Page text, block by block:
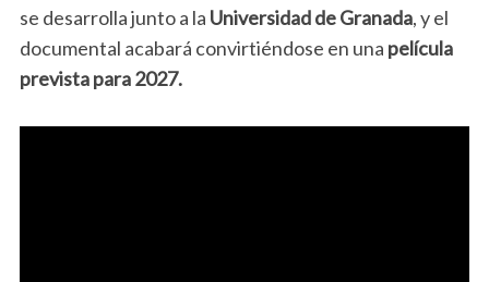
se desarrolla junto a la Universidad de Granada, y el
documental acabará convirtiéndose en una película
prevista para 2027.